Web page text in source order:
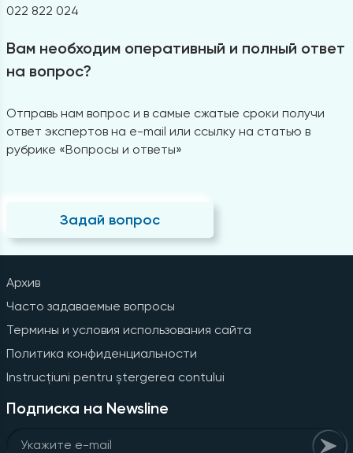
022 822 024
Вам необходим оперативный и полный ответ
на вопрос?
Отправь нам вопрос и в самые сжатые сроки получи
ответ экспертов на e-mail или ссылку на статью в
рубрике «Вопросы и ответы»
Задай вопрос
Архив
Часто задаваемые вопросы
Термины и условия использования сайта
Политика конфиденциальности
Instrucțiuni pentru ștergerea contului
Подписка на Newsline